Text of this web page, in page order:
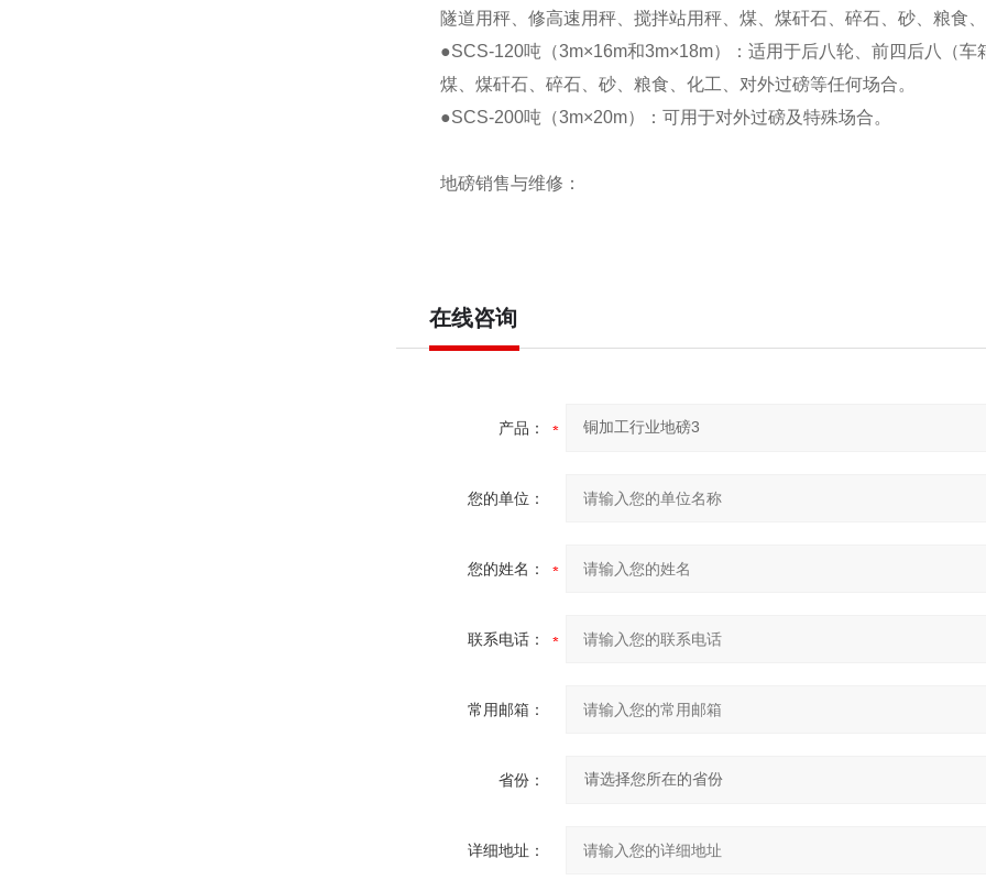
隧道用秤、修高速用秤、搅拌站用秤、煤、煤矸石、碎石、砂、粮食
●SCS-120吨（3m×16m和3m×18m）：适用于后八轮、前四后八（
煤、煤矸石、碎石、砂、粮食、化工、对外过磅等任何场合。
●SCS-200吨（3m×20m）：可用于对外过磅及特殊场合。
地磅销售与维修：
在线咨询
产品：
您的单位：
您的姓名：
联系电话：
常用邮箱：
省份：
详细地址：